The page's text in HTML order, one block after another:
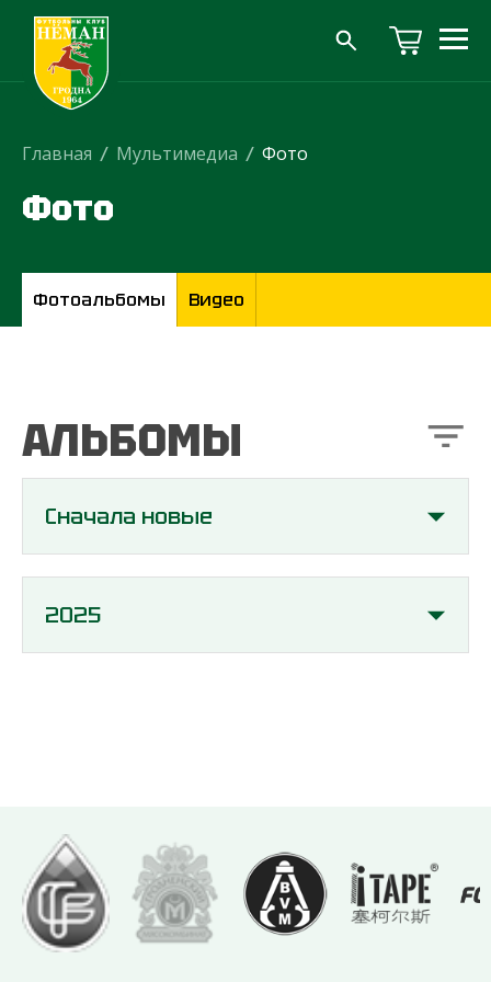
Главная / Мультимедиа / Фото
Фото
Фотоальбомы Видео
АЛЬБОМЫ
Сначала новые
2025